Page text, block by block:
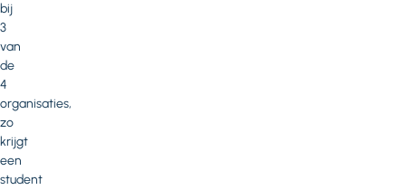
bij
3
van
de
4
organisaties,
zo
krijgt
een
student